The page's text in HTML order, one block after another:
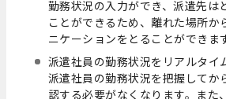
勤務状況の入力ができ、派遣先は
ことができるため、離れた場所か
ニケーションをとることができま
派遣社員の勤務状況をリアルタイ
派遣社員の勤務状況を把握してか
認する必要がなくなります。また